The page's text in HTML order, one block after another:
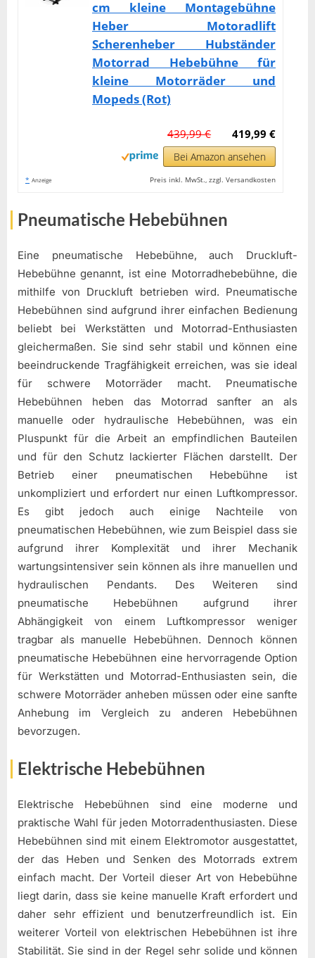
cm kleine Montagebühne
Heber Motoradlift
Scherenheber Hubständer
Motorrad Hebebühne für
kleine Motorräder und
Mopeds (Rot)
419,99 €
439,99 €
Bei Amazon ansehen
* Anzeige Preis inkl. MwSt., zzgl. Versandkosten
Pneumatische Hebebühnen
Eine pneumatische Hebebühne, auch Druckluft-
Hebebühne genannt, ist eine Motorradhebebühne, die
mithilfe von Druckluft betrieben wird. Pneumatische
Hebebühnen sind aufgrund ihrer einfachen Bedienung
beliebt bei Werkstätten und Motorrad-Enthusiasten
gleichermaßen. Sie sind sehr stabil und können eine
beeindruckende Tragfähigkeit erreichen, was sie ideal
für schwere Motorräder macht. Pneumatische
Hebebühnen heben das Motorrad sanfter an als
manuelle oder hydraulische Hebebühnen, was ein
Pluspunkt für die Arbeit an empfindlichen Bauteilen
und für den Schutz lackierter Flächen darstellt. Der
Betrieb einer pneumatischen Hebebühne ist
unkompliziert und erfordert nur einen Luftkompressor.
Es gibt jedoch auch einige Nachteile von
pneumatischen Hebebühnen, wie zum Beispiel dass sie
aufgrund ihrer Komplexität und ihrer Mechanik
wartungsintensiver sein können als ihre manuellen und
hydraulischen Pendants. Des Weiteren sind
pneumatische Hebebühnen aufgrund ihrer
Abhängigkeit von einem Luftkompressor weniger
tragbar als manuelle Hebebühnen. Dennoch können
pneumatische Hebebühnen eine hervorragende Option
für Werkstätten und Motorrad-Enthusiasten sein, die
schwere Motorräder anheben müssen oder eine sanfte
Anhebung im Vergleich zu anderen Hebebühnen
bevorzugen.
Elektrische Hebebühnen
Elektrische Hebebühnen sind eine moderne und
praktische Wahl für jeden Motorradenthusiasten. Diese
Hebebühnen sind mit einem Elektromotor ausgestattet,
der das Heben und Senken des Motorrads extrem
einfach macht. Der Vorteil dieser Art von Hebebühne
liegt darin, dass sie keine manuelle Kraft erfordert und
daher sehr effizient und benutzerfreundlich ist. Ein
weiterer Vorteil von elektrischen Hebebühnen ist ihre
Stabilität. Sie sind in der Regel sehr solide und können